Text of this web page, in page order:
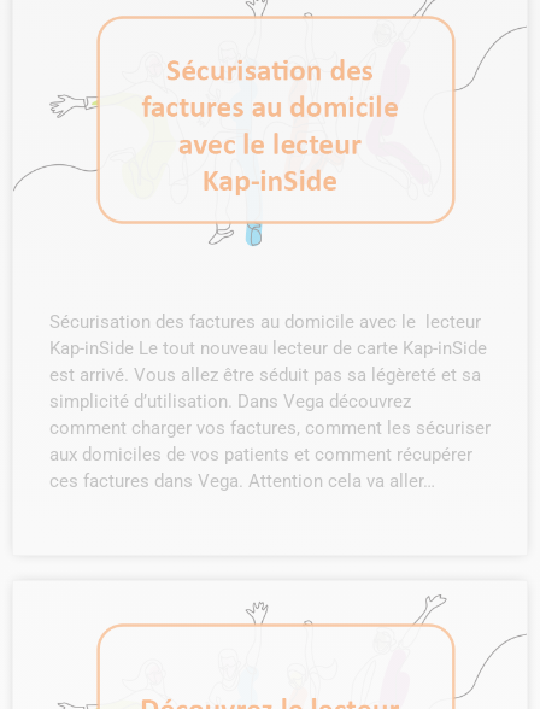
Sécurisation des factures au domicile avec le lecteur
Kap-inSide Le tout nouveau lecteur de carte Kap-inSide
est arrivé. Vous allez être séduit pas sa légèreté et sa
simplicité d’utilisation. Dans Vega découvrez
comment charger vos factures, comment les sécuriser
aux domiciles de vos patients et comment récupérer
ces factures dans Vega. Attention cela va aller…